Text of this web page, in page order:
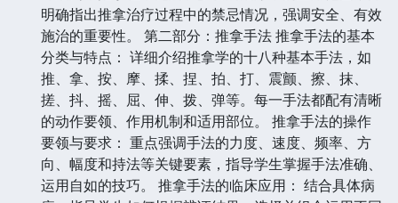
明确指出推拿治疗过程中的禁忌情况，强调安全、有效
施治的重要性。 第二部分：推拿手法 推拿手法的基本
分类与特点： 详细介绍推拿学的十八种基本手法，如
推、拿、按、摩、揉、捏、拍、打、震颤、擦、抹、
搓、抖、摇、屈、伸、拨、弹等。每一手法都配有清晰
的动作要领、作用机制和适用部位。 推拿手法的操作
要领与要求： 重点强调手法的力度、速度、频率、方
向、幅度和持法等关键要素，指导学生掌握手法准确、
运用自如的技巧。 推拿手法的临床应用： 结合具体病